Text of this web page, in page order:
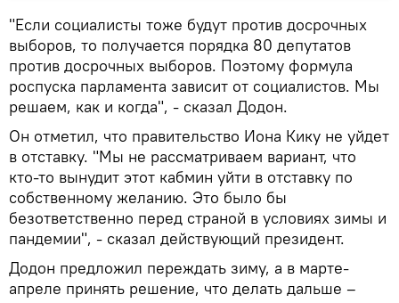
"Если социалисты тоже будут против досрочных
выборов, то получается порядка 80 депутатов
против досрочных выборов. Поэтому формула
роспуска парламента зависит от социалистов. Мы
решаем, как и когда", - сказал Додон.
Он отметил, что правительство Иона Кику не уйдет
в отставку. "Мы не рассматриваем вариант, что
кто-то вынудит этот кабмин уйти в отставку по
собственному желанию. Это было бы
безответственно перед страной в условиях зимы и
пандемии", - сказал действующий президент.
Додон предложил переждать зиму, а в марте-
апреле принять решение, что делать дальше –